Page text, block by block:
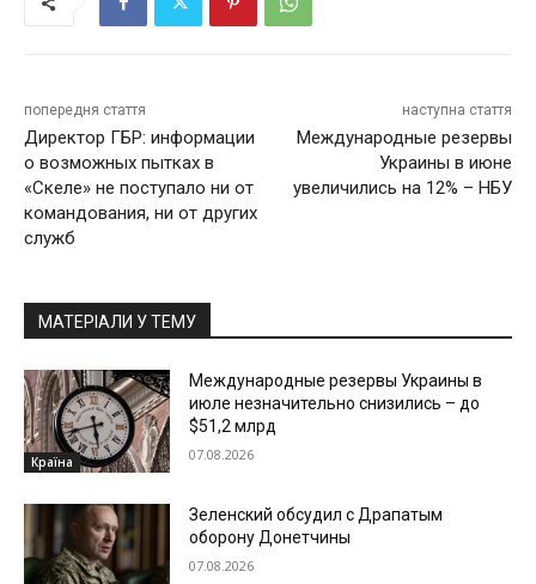
попередня стаття
Директор ГБР: информации
о возможных пытках в
«Скеле» не поступало ни от
командования, ни от других
служб
наступна стаття
Международные резервы
Украины в июне
увеличились на 12% – НБУ
МАТЕРІАЛИ У ТЕМУ
Країна
Международные резервы Украины в
июле незначительно снизились – до
$51,2 млрд
07.08.2026
Зеленский обсудил с Драпатым
оборону Донетчины
07.08.2026